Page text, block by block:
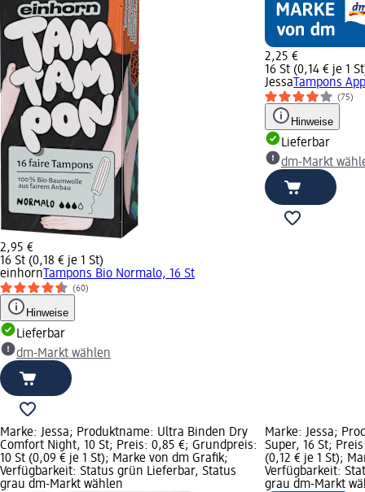
2,95 €
16 St (0,18 € je 1 St)
einhorn Tampons Bio Normalo, 16 St
(60)
Hinweise
Lieferbar
dm-Markt wählen
2,25 €
16 St (0,14 € je 1
Jessa Tampons
(75)
Hinweise
Lieferbar
dm-Markt
Marke: Jessa; Produktname: Ultra Binden Dry
Comfort Night, 10 St; Preis: 0,85 €; Grundpreis:
10 St (0,09 € je 1 St); Marke von dm Grafik;
Verfügbarkeit: Status grün Lieferbar, Status
grau dm-Markt wählen
Marke: Jessa;
Super, 16 St;
(0,12 € je 1 St);
Verfügbarkeit:
grau dm-Markt